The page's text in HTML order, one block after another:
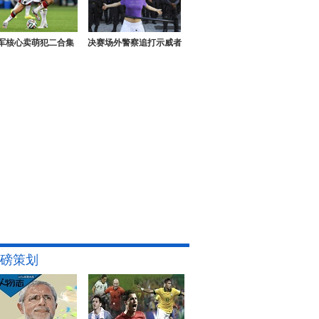
核心卖萌犯二合集 决赛场外警察追打示威者
策划